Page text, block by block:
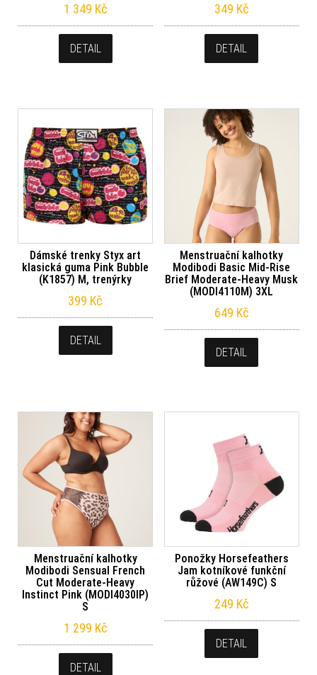
1 349 Kč
DETAIL
349 Kč
DETAIL
Dámské trenky Styx art
klasická guma Pink Bubble
(K1857) M, trenýrky
399 Kč
DETAIL
Menstruační kalhotky
Modibodi Basic Mid-Rise
Brief Moderate-Heavy Musk
(MODI4110M) 3XL
649 Kč
DETAIL
Menstruační kalhotky
Modibodi Sensual French
Cut Moderate-Heavy
Instinct Pink (MODI4030IP)
S
1 299 Kč
DETAIL
Ponožky Horsefeathers
Jam kotníkové funkční
růžové (AW149C) S
249 Kč
DETAIL